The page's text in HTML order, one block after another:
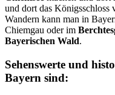
und dort das
Wandern kann man in
Chiemgau oder im
Bayerischen Wald.
Sehenswerte und
Bayern sind: